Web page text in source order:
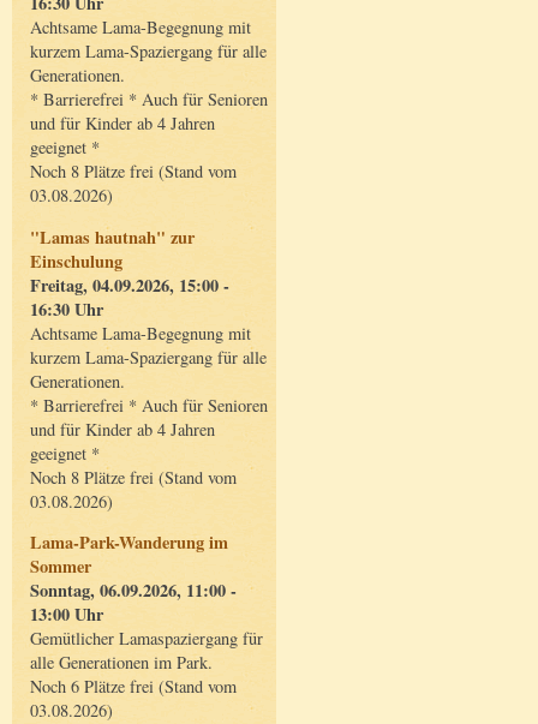
Achtsame Lama-Begegnung mit
kurzem Lama-Spaziergang für alle
Generationen.
* Barrierefrei * Auch für Senioren
und für Kinder ab 4 Jahren
geeignet *
Noch 8 Plätze frei (Stand vom
03.08.2026)
"Lamas hautnah" zur
Einschulung
Freitag, 04.09.2026, 15:00 -
16:30 Uhr
Achtsame Lama-Begegnung mit
kurzem Lama-Spaziergang für alle
Generationen.
* Barrierefrei * Auch für Senioren
und für Kinder ab 4 Jahren
geeignet *
Noch 8 Plätze frei (Stand vom
03.08.2026)
Lama-Park-Wanderung im
Sommer
Sonntag, 06.09.2026, 11:00 -
13:00 Uhr
Gemütlicher Lamaspaziergang für
alle Generationen im Park.
Noch 6 Plätze frei (Stand vom
03.08.2026)